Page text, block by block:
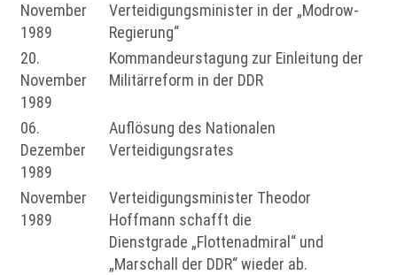
November
1989
Verteidigungsminister in der „Modrow-
Regierung“
20.
November
1989
Kommandeurstagung zur Einleitung der
Militärreform in der DDR
06.
Dezember
1989
Auflösung des Nationalen
Verteidigungsrates
November
1989
Verteidigungsminister Theodor
Hoffmann schafft die
Dienstgrade „Flottenadmiral“ und
„Marschall der DDR“ wieder ab.